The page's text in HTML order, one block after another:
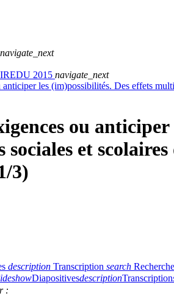
navigate_next
IREDU 2015 navigate_next
les (im)possibilités. Des effets
ou
et
3)
description Transcription search
DiapositivesdescriptionTranscription
: